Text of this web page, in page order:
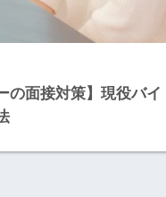
の面接対策】現役バ